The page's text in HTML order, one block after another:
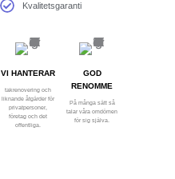
Kvalitetsgaranti
VI HANTERAR
takrenovering och
liknande åtgärder för
privatpersoner,
företag och det
offentliga.
GOD
RENOMME
På många sätt så
talar våra omdömen
för sig själva.